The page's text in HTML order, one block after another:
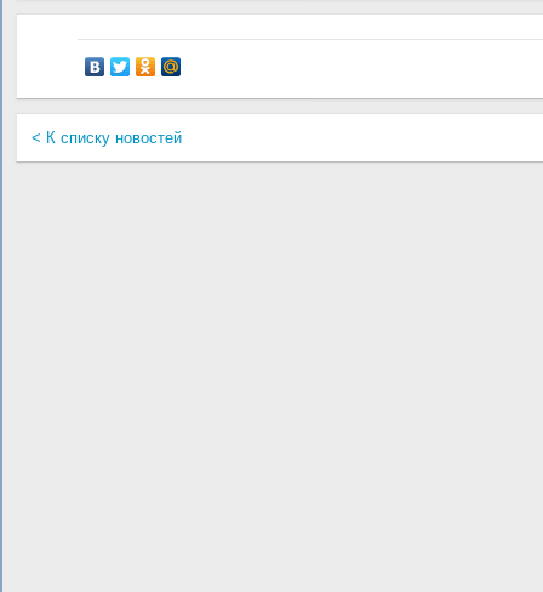
< К списку новостей